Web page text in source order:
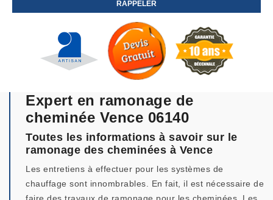
Expert en ramonage de
cheminée Vence 06140
Toutes les informations à savoir sur le
ramonage des cheminées à Vence
Les entretiens à effectuer pour les systèmes de
chauffage sont innombrables. En fait, il est nécessaire de